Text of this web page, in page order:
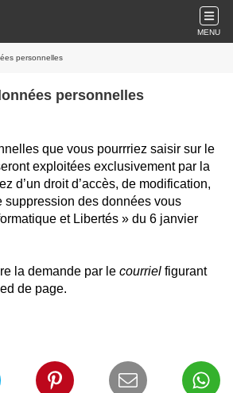
MENU
personnelles
personnelles
que vous pourrriez saisir sur le
exploitées exclusivement par la
d’un droit d’accès, de modification,
suppression des données vous
et Libertés » du 6 janvier
la demande par le courriel figurant
de page.